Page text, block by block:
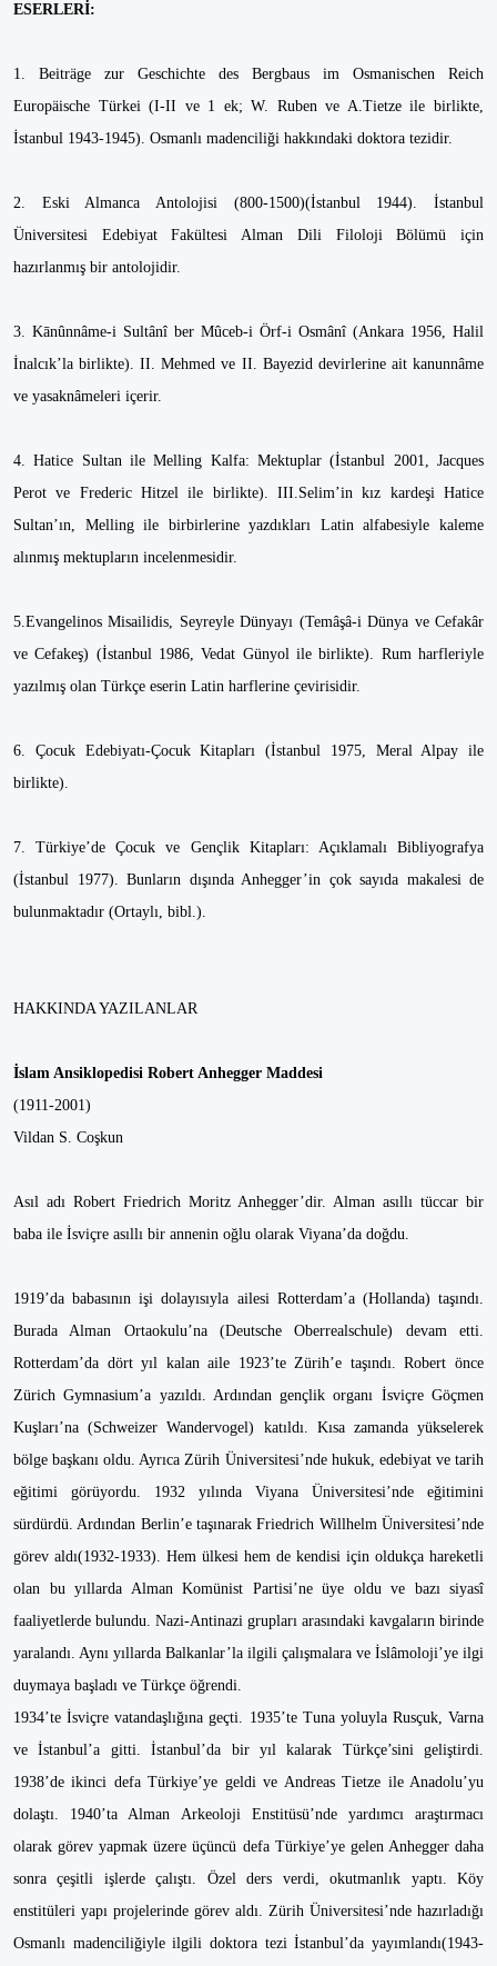
ESERLERİ:
1. Beiträge zur Geschichte des Bergbaus im Osmanischen Reich
Europäische Türkei (I-II ve 1 ek; W. Ruben ve A.Tietze ile birlikte,
İstanbul 1943-1945). Osmanlı madenciliği hakkındaki doktora tezidir.
2. Eski Almanca Antolojisi (800-1500)(İstanbul 1944). İstanbul
Üniversitesi Edebiyat Fakültesi Alman Dili Filoloji Bölümü için
hazırlanmış bir antolojidir.
3. Kānûnnâme-i Sultânî ber Mûceb-i Örf-i Osmânî (Ankara 1956, Halil
İnalcık’la birlikte). II. Mehmed ve II. Bayezid devirlerine ait kanunnâme
ve yasaknâmeleri içerir.
4. Hatice Sultan ile Melling Kalfa: Mektuplar (İstanbul 2001, Jacques
Perot ve Frederic Hitzel ile birlikte). III.Selim’in kız kardeşi Hatice
Sultan’ın, Melling ile birbirlerine yazdıkları Latin alfabesiyle kaleme
alınmış mektupların incelenmesidir.
5.Evangelinos Misailidis, Seyreyle Dünyayı (Temâşâ-i Dünya ve Cefakâr
ve Cefakeş) (İstanbul 1986, Vedat Günyol ile birlikte). Rum harfleriyle
yazılmış olan Türkçe eserin Latin harflerine çevirisidir.
6. Çocuk Edebiyatı-Çocuk Kitapları (İstanbul 1975, Meral Alpay ile
birlikte).
7. Türkiye’de Çocuk ve Gençlik Kitapları: Açıklamalı Bibliyografya
(İstanbul 1977). Bunların dışında Anhegger’in çok sayıda makalesi de
bulunmaktadır (Ortaylı, bibl.).
HAKKINDA YAZILANLAR
İslam Ansiklopedisi Robert Anhegger Maddesi
(1911-2001)
Vildan S. Coşkun
Asıl adı Robert Friedrich Moritz Anhegger’dir. Alman asıllı tüccar bir
baba ile İsviçre asıllı bir annenin oğlu olarak Viyana’da doğdu.
1919’da babasının işi dolayısıyla ailesi Rotterdam’a (Hollanda) taşındı.
Burada Alman Ortaokulu’na (Deutsche Oberrealschule) devam etti.
Rotterdam’da dört yıl kalan aile 1923’te Zürih’e taşındı. Robert önce
Zürich Gymnasium’a yazıldı. Ardından gençlik organı İsviçre Göçmen
Kuşları’na (Schweizer Wandervogel) katıldı. Kısa zamanda yükselerek
bölge başkanı oldu. Ayrıca Zürih Üniversitesi’nde hukuk, edebiyat ve tarih
eğitimi görüyordu. 1932 yılında Viyana Üniversitesi’nde eğitimini
sürdürdü. Ardından Berlin’e taşınarak Friedrich Willhelm Üniversitesi’nde
görev aldı(1932-1933). Hem ülkesi hem de kendisi için oldukça hareketli
olan bu yıllarda Alman Komünist Partisi’ne üye oldu ve bazı siyasî
faaliyetlerde bulundu. Nazi-Antinazi grupları arasındaki kavgaların birinde
yaralandı. Aynı yıllarda Balkanlar’la ilgili çalışmalara ve İslâmoloji’ye ilgi
duymaya başladı ve Türkçe öğrendi.
1934’te İsviçre vatandaşlığına geçti. 1935’te Tuna yoluyla Rusçuk, Varna
ve İstanbul’a gitti. İstanbul’da bir yıl kalarak Türkçe’sini geliştirdi.
1938’de ikinci defa Türkiye’ye geldi ve Andreas Tietze ile Anadolu’yu
dolaştı. 1940’ta Alman Arkeoloji Enstitüsü’nde yardımcı araştırmacı
olarak görev yapmak üzere üçüncü defa Türkiye’ye gelen Anhegger daha
sonra çeşitli işlerde çalıştı. Özel ders verdi, okutmanlık yaptı. Köy
enstitüleri yapı projelerinde görev aldı. Zürih Üniversitesi’nde hazırladığı
Osmanlı madenciliğiyle ilgili doktora tezi İstanbul’da yayımlandı(1943-